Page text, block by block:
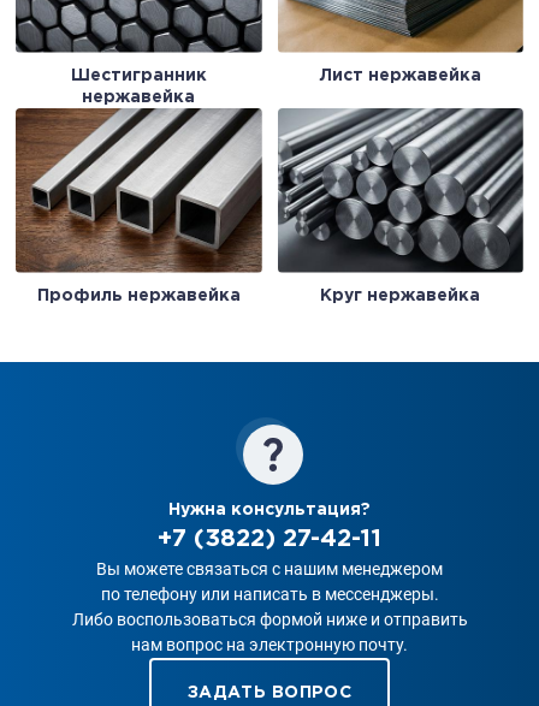
Шестигранник
нержавейка
Лист нержавейка
Профиль нержавейка Круг нержавейка
Нужна консультация?
+7 (3822) 27-42-11
Вы можете связаться с нашим менеджером
по телефону или написать в мессенджеры.
Либо воспользоваться формой ниже и отправить
нам вопрос на электронную почту.
ЗАДАТЬ ВОПРОС